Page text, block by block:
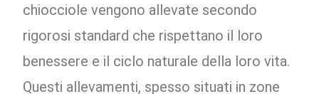
chiocciole vengono allevate secondo
rigorosi standard che rispettano il loro
benessere e il ciclo naturale della loro vita.
Questi allevamenti, spesso situati in zone